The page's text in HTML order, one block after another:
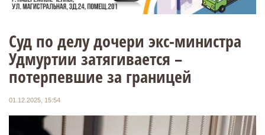
Суд по делу дочери экс-министра
Удмуртии затягивается –
потерпевшие за границей
01.12.2025, 15:54